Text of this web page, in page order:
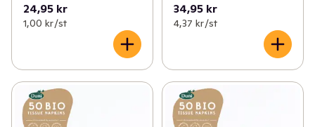
24,95 kr
1,00 kr /st
34,95 kr
4,37 kr /st